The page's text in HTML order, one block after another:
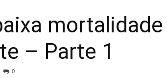
– Parte 1
0